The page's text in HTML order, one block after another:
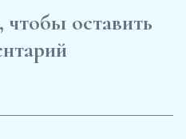
чтобы оставить